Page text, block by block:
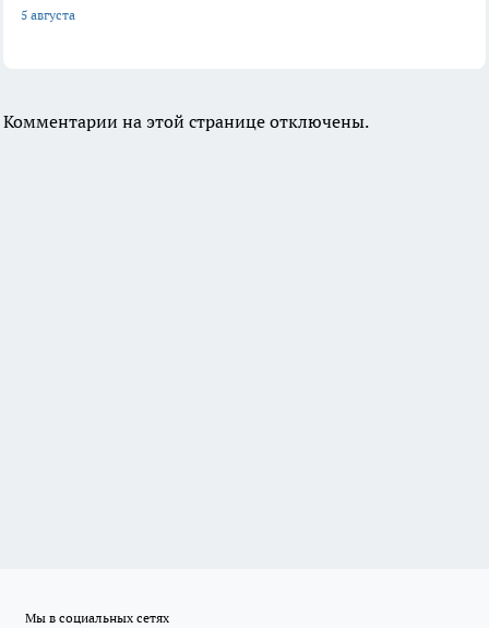
5 августа
Комментарии на этой странице отключены.
Мы в социальных сетях